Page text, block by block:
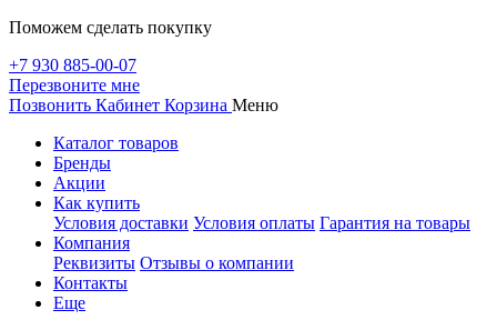
Поможем сделать покупку
+7 930 885-00-07
Перезвоните мне
Позвонить Кабинет Корзина Меню
Каталог товаров
Бренды
Акции
Как купить
Условия доставки Условия оплаты Гарантия на товары
Компания
Реквизиты Отзывы о компании
Контакты
Еще